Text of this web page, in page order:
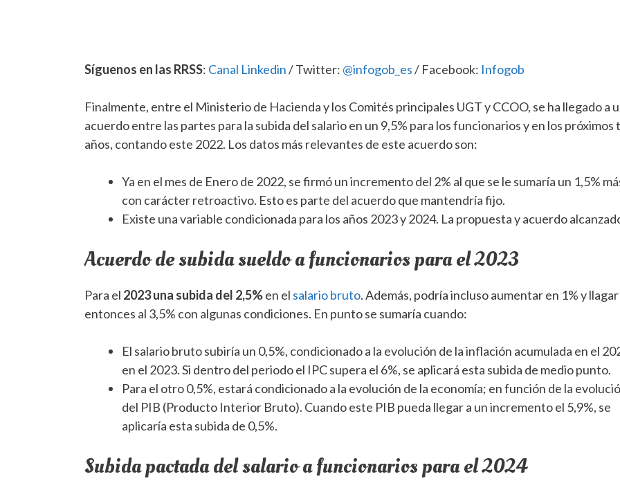
Síguenos en las RRSS: Canal Linkedin/ Twitter: @infogob_es/ Facebook: Infogob
Finalmente, entre el Ministerio de Hacienda y los Comités principales UGT y CCOO, se ha llegado a
acuerdo entre las partes para la subida del salario en un 9,5% para los funcionarios y en los próximos
años, contando este 2022. Los datos más relevantes de este acuerdo son:
Ya en el mes de Enero de 2022, se firmó un incremento del 2% al que se le sumaría un 1,5%
con carácter retroactivo. Esto es parte del acuerdo que mantendría fijo.
Existe una variable condicionada para los años 2023 y 2024. La propuesta y acuerdo
Acuerdo de subida sueldo a funcionarios para el 2023
Para el 2023 una subida del 2,5%en el salario bruto. Además, podría incluso aumentar en 1% y llagar
entonces al 3,5% con algunas condiciones. En punto se sumaría cuando:
El salario bruto subiría un 0,5%, condicionado a la evolución de la inflación acumulada en el
en el 2023. Si dentro del periodo el IPC supera el 6%, se aplicará esta subida de medio punto.
Para el otro 0,5%, estará condicionado a la evolución de la economía; en función de la
del PIB (Producto Interior Bruto). Cuando este PIB pueda llegar a un incremento el 5,9%, se
aplicaría esta subida de 0,5%.
Subida pactada del salario a funcionarios para el 2024